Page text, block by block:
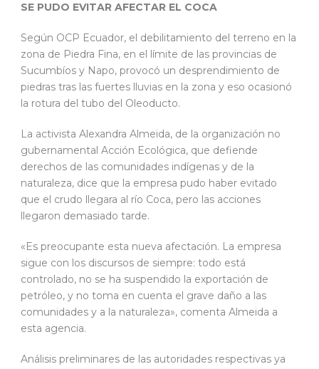
SE PUDO EVITAR AFECTAR EL COCA
Según OCP Ecuador, el debilitamiento del terreno en la
zona de Piedra Fina, en el límite de las provincias de
Sucumbíos y Napo, provocó un desprendimiento de
piedras tras las fuertes lluvias en la zona y eso ocasionó
la rotura del tubo del Oleoducto.
La activista Alexandra Almeida, de la organización no
gubernamental Acción Ecológica, que defiende
derechos de las comunidades indígenas y de la
naturaleza, dice que la empresa pudo haber evitado
que el crudo llegara al río Coca, pero las acciones
llegaron demasiado tarde.
«Es preocupante esta nueva afectación. La empresa
sigue con los discursos de siempre: todo está
controlado, no se ha suspendido la exportación de
petróleo, y no toma en cuenta el grave daño a las
comunidades y a la naturaleza», comenta Almeida a
esta agencia.
Análisis preliminares de las autoridades respectivas ya